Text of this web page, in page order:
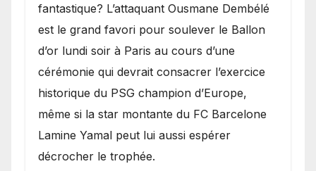
fantastique? L’attaquant Ousmane Dembélé
est le grand favori pour soulever le Ballon
d’or lundi soir à Paris au cours d’une
cérémonie qui devrait consacrer l’exercice
historique du PSG champion d’Europe,
même si la star montante du FC Barcelone
Lamine Yamal peut lui aussi espérer
décrocher le trophée.